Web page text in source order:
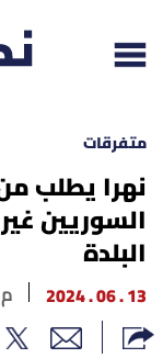
إقرأ الجريدة
لبنان
الغلاف
متفرقات
نهرا يطلب
السوريين
البلدة
13 . 06 . 2024 01 : 03 م